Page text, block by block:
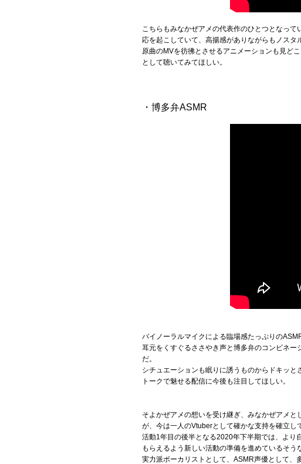
こちらもみなかぜアメの代表作のひとつとなっ
応を起こしていて、高揚感がありながらもノスタ
原曲のMVを彷彿とさせるアニメーションも見ど
として聴いてみてほしい。
・博多弁ASMR
バイノーラルマイクによる臨場感たっぷりの
耳元をくすぐるささやき声と博多弁のコンビネ
だ。
シチュエーションも眠りに誘うものからドキッ
トークで魅せる配信に今後も注目してほしい。
そよかぜアメの想いを受け継ぎ、みなかぜアメ
が、今は一人のVtuberとして確かな支持を確立し
活動1年目の後半となる2020年下半期では、より
もらえるよう新しい活動の準備を進めているそう
実力派ボーカリストとして、ASMR声優として、